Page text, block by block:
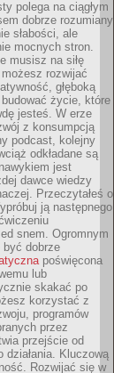
polega na ciągłym
dobrze rozumiany
słabości, ale
mocnych stron.
musisz na siłę
rozwijać
głęboką
życie, które
jesteś. W erze
z konsumpcją
podcast, kolejny
odkładane są
jest
dawce wiedzy
Przeczytałeś o
ją następnego
snem. Ogromnym
być dobrze
poświęcona
lub
skakać po
korzystać z
programów
przez
przejście od
Kluczową
Rozwijać się w